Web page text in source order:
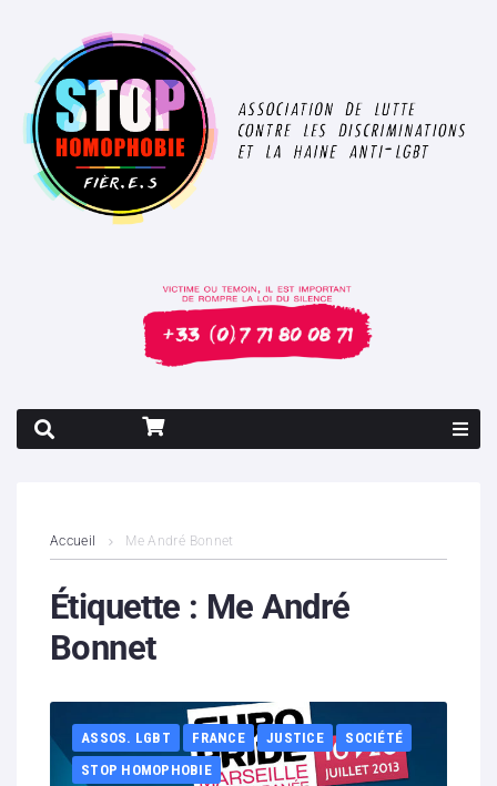
Contenus litigieux
Nous soutenir
Partenaires
Accueil Me André Bonnet
Étiquette : Me André
Bonnet
ASSOS. LGBT FRANCE JUSTICE
SOCIÉTÉ
STOP HOMOPHOBIE